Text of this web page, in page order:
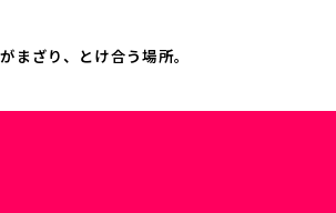
まざり、とけ合う場所。